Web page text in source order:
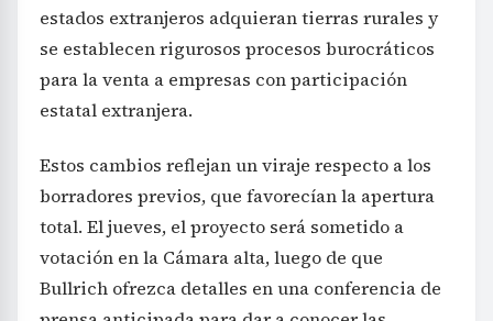
estados extranjeros adquieran tierras rurales y
se establecen rigurosos procesos burocráticos
para la venta a empresas con participación
estatal extranjera.
Estos cambios reflejan un viraje respecto a los
borradores previos, que favorecían la apertura
total. El jueves, el proyecto será sometido a
votación en la Cámara alta, luego de que
Bullrich ofrezca detalles en una conferencia de